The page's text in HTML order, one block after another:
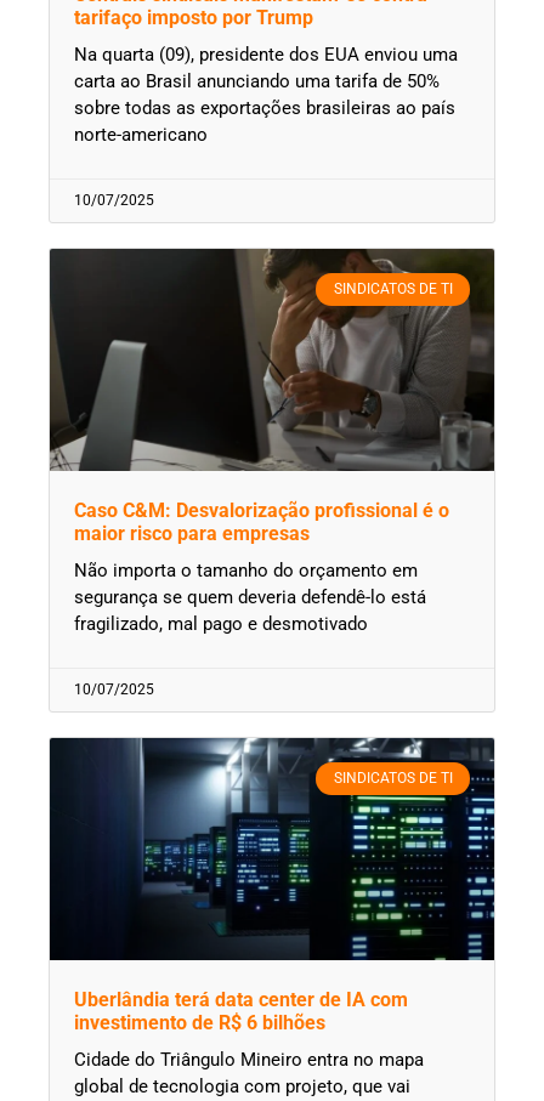
tarifaço imposto por Trump
Na quarta (09), presidente dos EUA enviou uma
carta ao Brasil anunciando uma tarifa de 50%
sobre todas as exportações brasileiras ao país
norte-americano
10/07/2025
SINDICATOS DE TI
Caso C&M: Desvalorização profissional é o
maior risco para empresas
Não importa o tamanho do orçamento em
segurança se quem deveria defendê-lo está
fragilizado, mal pago e desmotivado
10/07/2025
SINDICATOS DE TI
Uberlândia terá data center de IA com
investimento de R$ 6 bilhões
Cidade do Triângulo Mineiro entra no mapa
global de tecnologia com projeto, que vai